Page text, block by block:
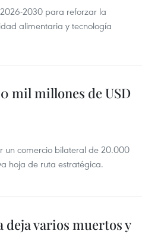
2030 para reforzar la
alimentaria y tecnología
mil millones de USD
un comercio bilateral de 20.000
hoja de ruta estratégica.
varios muertos y